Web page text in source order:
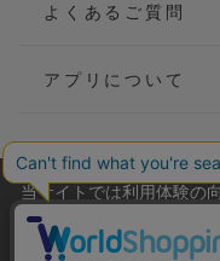
よくあるご質問
アプリについて
会社概要
ご利用規約
当サイトでは利用体験の
ラフィックの分析を目的
サイトの閲覧を継続さ